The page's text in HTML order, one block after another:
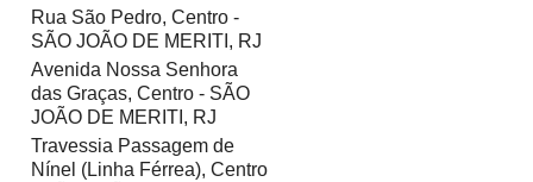
Rua São Pedro, Centro -
SÃO JOÃO DE MERITI, RJ
Avenida Nossa Senhora
das Graças, Centro - SÃO
JOÃO DE MERITI, RJ
Travessia Passagem de
Nínel (Linha Férrea), Centro